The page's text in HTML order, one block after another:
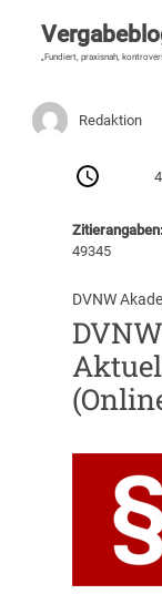
„Fundiert, praxisnah,
Redaktion
Zitierangaben:
49345
DVNW